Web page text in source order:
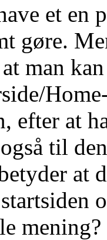
et en
gøre.
man
efter at
til
at
mening?